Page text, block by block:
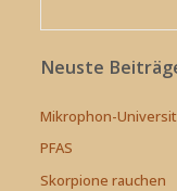
Neuste
Mikrophon-
PFAS
Skorpione rauchen